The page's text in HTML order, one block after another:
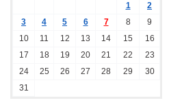
1
2
3
4 5 6 7 8
9
10
11 12 13 14 15
16
17
18 19 20 21 22
23
24
25 26 27 28 29
30
31